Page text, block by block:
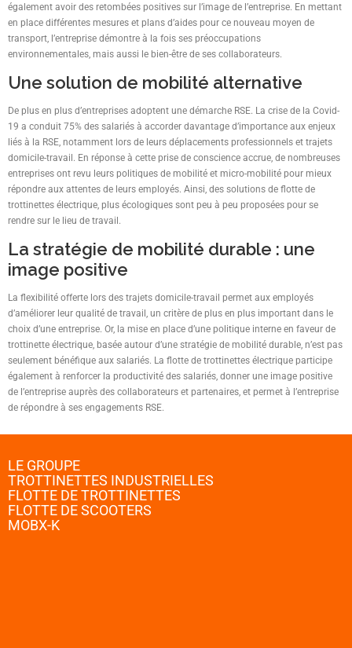
également avoir des retombées positives sur l’image de l’entreprise. En mettant
en place différentes mesures et plans d’aides pour ce nouveau moyen de
transport, l’entreprise démontre à la fois ses préoccupations
environnementales, mais aussi le bien-être de ses collaborateurs.
Une solution de mobilité alternative
De plus en plus d’entreprises adoptent une démarche RSE. La crise de la Covid-
19 a conduit 75% des salariés à accorder davantage d’importance aux enjeux
liés à la RSE, notamment lors de leurs déplacements professionnels et trajets
domicile-travail. En réponse à cette prise de conscience accrue, de nombreuses
entreprises ont revu leurs politiques de mobilité et micro-mobilité pour mieux
répondre aux attentes de leurs employés. Ainsi, des solutions de flotte de
trottinettes électrique, plus écologiques sont peu à peu proposées pour se
rendre sur le lieu de travail.
La stratégie de mobilité durable : une
image positive
La flexibilité offerte lors des trajets domicile-travail permet aux employés
d’améliorer leur qualité de travail, un critère de plus en plus important dans le
choix d’une entreprise. Or, la mise en place d’une politique interne en faveur de
trottinette électrique, basée autour d’une stratégie de mobilité durable, n’est pas
seulement bénéfique aux salariés. La flotte de trottinettes électrique participe
également à renforcer la productivité des salariés, donner une image positive
de l’entreprise auprès des collaborateurs et partenaires, et permet à l’entreprise
de répondre à ses engagements RSE.
LE GROUPE
TROTTINETTES INDUSTRIELLES
FLOTTE DE TROTTINETTES
FLOTTE DE SCOOTERS
MOBX-K